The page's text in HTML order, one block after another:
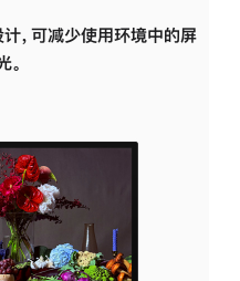
，可减少使用环境中的屏
。